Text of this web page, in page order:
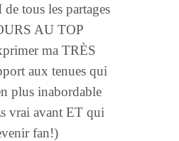
tous les partages
AU TOP
ma TRÈS
aux tenues qui
plus inabordable
vrai avant ET qui
fan!)